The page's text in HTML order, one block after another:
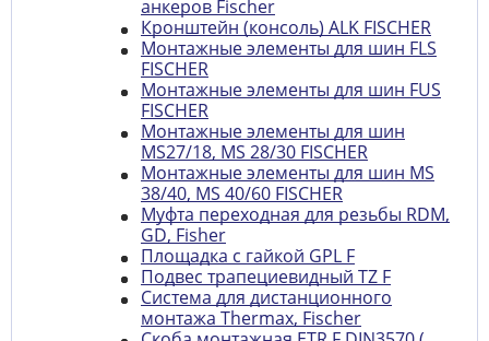
анкеров Fischer
Кронштейн (консоль) ALK FISCHER
Монтажные элементы для шин FLS
FISCHER
Монтажные элементы для шин FUS
FISCHER
Монтажные элементы для шин
MS27/18, MS 28/30 FISCHER
Монтажные элементы для шин MS
38/40, MS 40/60 FISCHER
Муфта переходная для резьбы RDM,
GD, Fisher
Площадка с гайкой GPL F
Подвес трапециевидный TZ F
Система для дистанционного
монтажа Thermax, Fischer